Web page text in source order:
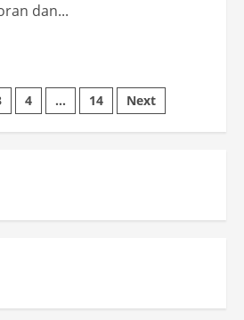
dan...
4 … 14 Next